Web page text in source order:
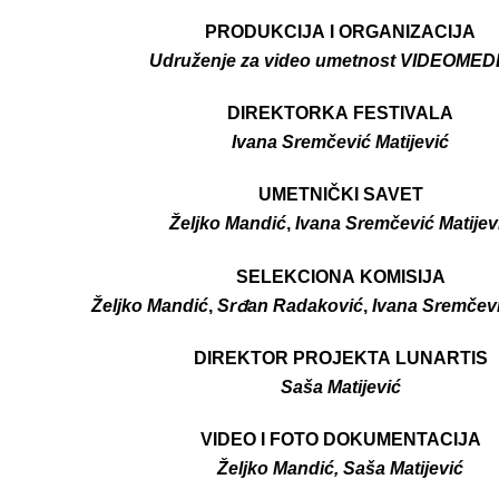
PRODUKCIJA I ORGANIZACIJA
Udruženje za video umetnost
DIREKTORKA FESTIVALA
Ivana Sremčević Matijević
UMETNIČKI SAVET
Željko Mandić,Ivana Sremčević
SELEKCIONA KOMISIJA
Željko Mandić,Srđan Radaković,Ivana
DIREKTOR PROJEKTA LUNARTIS
Saša Matijević
VIDEO I FOTO DOKUMENTACIJA
Željko Mandić, Saša Matijević